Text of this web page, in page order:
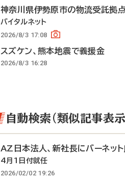
神奈川県伊勢原市の物流受託拠
バイタルネット
2026/8/3 17:08
スズケン、熊本地震で義援金
2026/8/3 16:28
自動検索（類似記事表示
AZ日本法人、新社長にバーネット
4月1日付就任
2026/02/02 19:26